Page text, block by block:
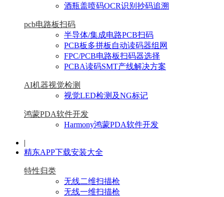
酒瓶盖喷码OCR识别抄码追溯
pcb电路板扫码
半导体/集成电路PCB扫码
PCB板多拼板自动读码器组网
FPC/PCB电路板扫码器选择
PCBA读码SMT产线解决方案
AI机器视觉检测
视觉LED检测及NG标记
鸿蒙PDA软件开发
Harmony鸿蒙PDA软件开发
|
精东APP下载安装大全
特性归类
无线二维扫描枪
无线一维扫描枪